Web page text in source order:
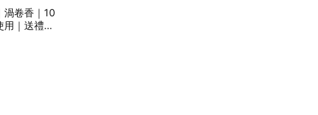
渦卷香｜10
用｜送禮首